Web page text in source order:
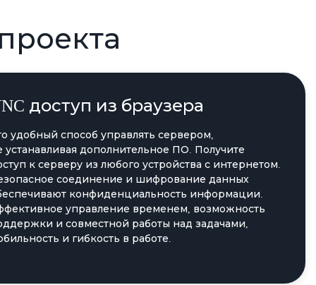
доступ из браузера
удобный способ управлять сервером,
устанавливая дополнительное ПО. Получите
к серверу из любого устройства с интернетом.
соединение и шифрование данных
конфиденциальность информации.
управление временем, возможность
и совместной работы над задачами,
и гибкость в работе.